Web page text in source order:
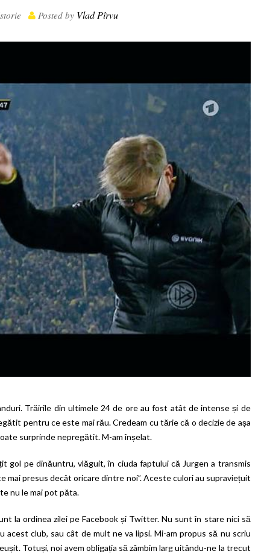
Posted by Vlad Pîrvu
Trăirile din ultimele 24 de ore au fost atât de intense și de
pentru ce este mai rău. Credeam cu tărie că o decizie de așa
surprinde nepregătit. M-am înșelat.
gol pe dinăuntru, vlăguit, în ciuda faptului că Jurgen a transmis
mai presus decât oricare dintre noi”. Aceste culori au supraviețuit
nu le mai pot păta.
la ordinea zilei pe Facebook și Twitter. Nu sunt în stare nici să
club, sau cât de mult ne va lipsi. Mi-am propus să nu scriu
Totuși, noi avem obligația să zâmbim larg uitându-ne la trecut